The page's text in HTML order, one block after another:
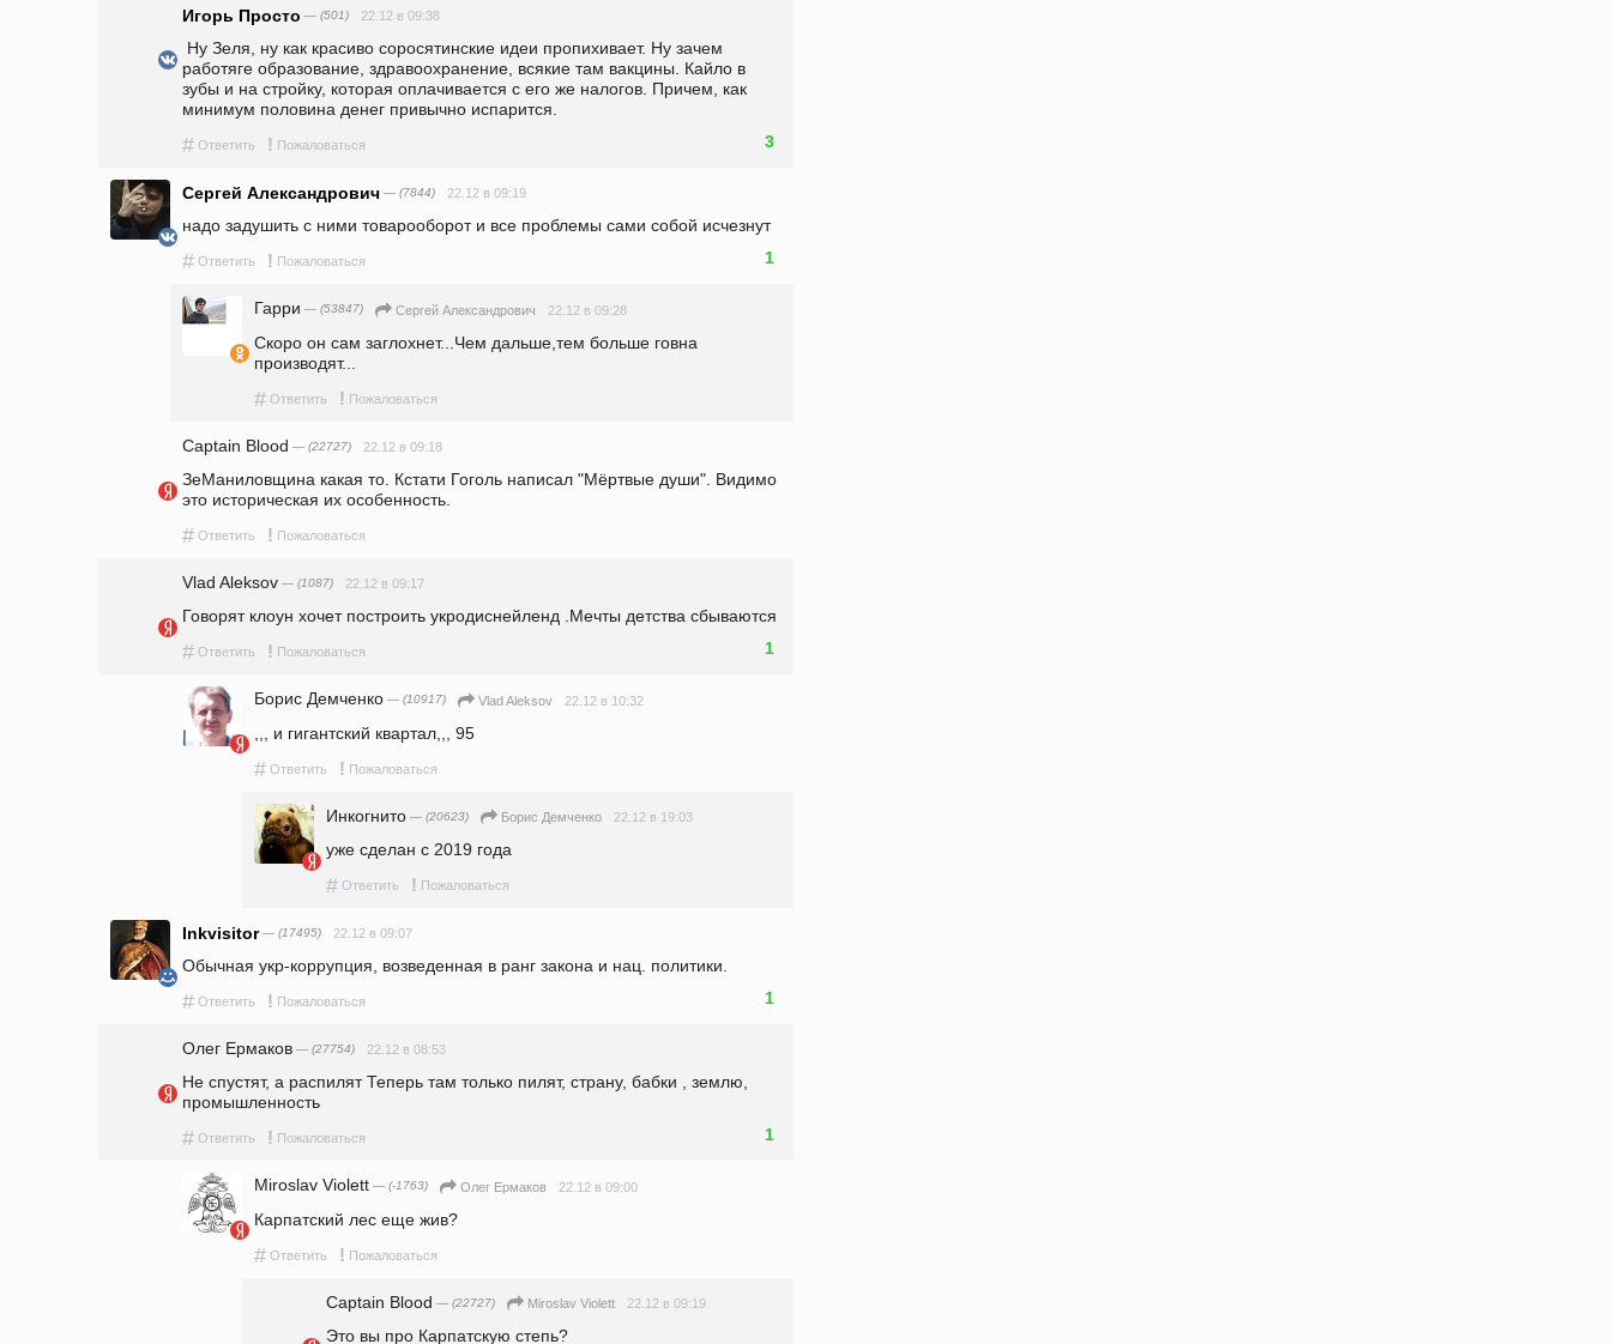
Игорь Просто — (501) 22.12 в 09:38
работяге образование, здравоохранение, всякие там вакцины. Кайло в
зубы и на стройку, которая оплачивается с его же налогов. Причем, как
минимум половина денег привычно испарится.
# Ответить ! Пожаловаться 3
Сергей Александрович — (7844) 22.12 в 09:19
надо задушить с ними товарооборот и все проблемы сами собой исчезнут
# Ответить ! Пожаловаться 1
Гарри — (53847) Сергей Александрович 22.12 в 09:28
Скоро он сам заглохнет...Чем дальше,тем больше говна
производят...
# Ответить ! Пожаловаться
Captain Blood — (22727) 22.12 в 09:18
ЗеМаниловщина какая то. Кстати Гоголь написал "Мёртвые души". Видимо
это историческая их особенность.
# Ответить ! Пожаловаться
Vlad Aleksov — (1087) 22.12 в 09:17
Говорят клоун хочет построить укродиснейленд .Мечты детства сбываются
# Ответить ! Пожаловаться 1
Борис Демченко — (10917) Vlad Aleksov 22.12 в 10:32
,,, и гигантский квартал,,, 95
# Ответить ! Пожаловаться
Инкогнито — (20623) Борис Демченко 22.12 в 19:03
уже сделан с 2019 года
# Ответить ! Пожаловаться
Inkvisitor— (17495) 22.12 в 09:07
Обычная укр-коррупция, возведенная в ранг закона и нац. политики.
# Ответить ! Пожаловаться 1
Олег Ермаков — (27754) 22.12 в 08:53
Не спустят, а распилят Теперь там только пилят, страну, бабки , землю,
промышленность
# Ответить ! Пожаловаться 1
Miroslav Violett — (-1763) Олег Ермаков 22.12 в 09:00
Карпатский лес еще жив?
# Ответить ! Пожаловаться
Captain Blood — (22727) Miroslav Violett 22.12 в 09:19
Это вы про Карпатскую степь?